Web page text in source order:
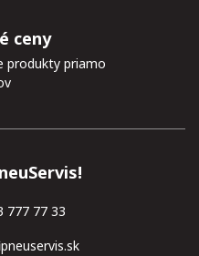
ceny
produkty priamo
777 77 33